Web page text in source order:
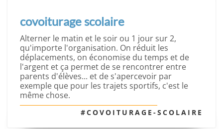
covoiturage scolaire
Alterner le matin et le soir ou 1 jour sur 2,
qu'importe l'organisation. On réduit les
déplacements, on économise du temps et de
l'argent et ça permet de se rencontrer entre
parents d'élèves... et de s'apercevoir par
exemple que pour les trajets sportifs, c'est le
même chose.
#COVOITURAGE-SCOLAIRE